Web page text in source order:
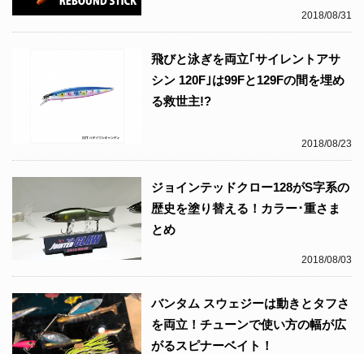
2018/08/31
2018/08/23
飛びと泳ぎを両立｢サイレントアサ
シン 120F｣は99Fと129Fの間を埋め
る救世主!?
2018/08/03
ジョインテッドクロー128がS字系の
歴史を塗り替える！カラー･重さま
とめ
バンタム スウェジーは動きとタフさ
を両立！チューンで使い方の幅が広
がるスピナーベイト！